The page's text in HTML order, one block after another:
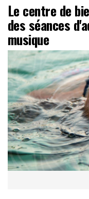
Le centre de
des séances
musique